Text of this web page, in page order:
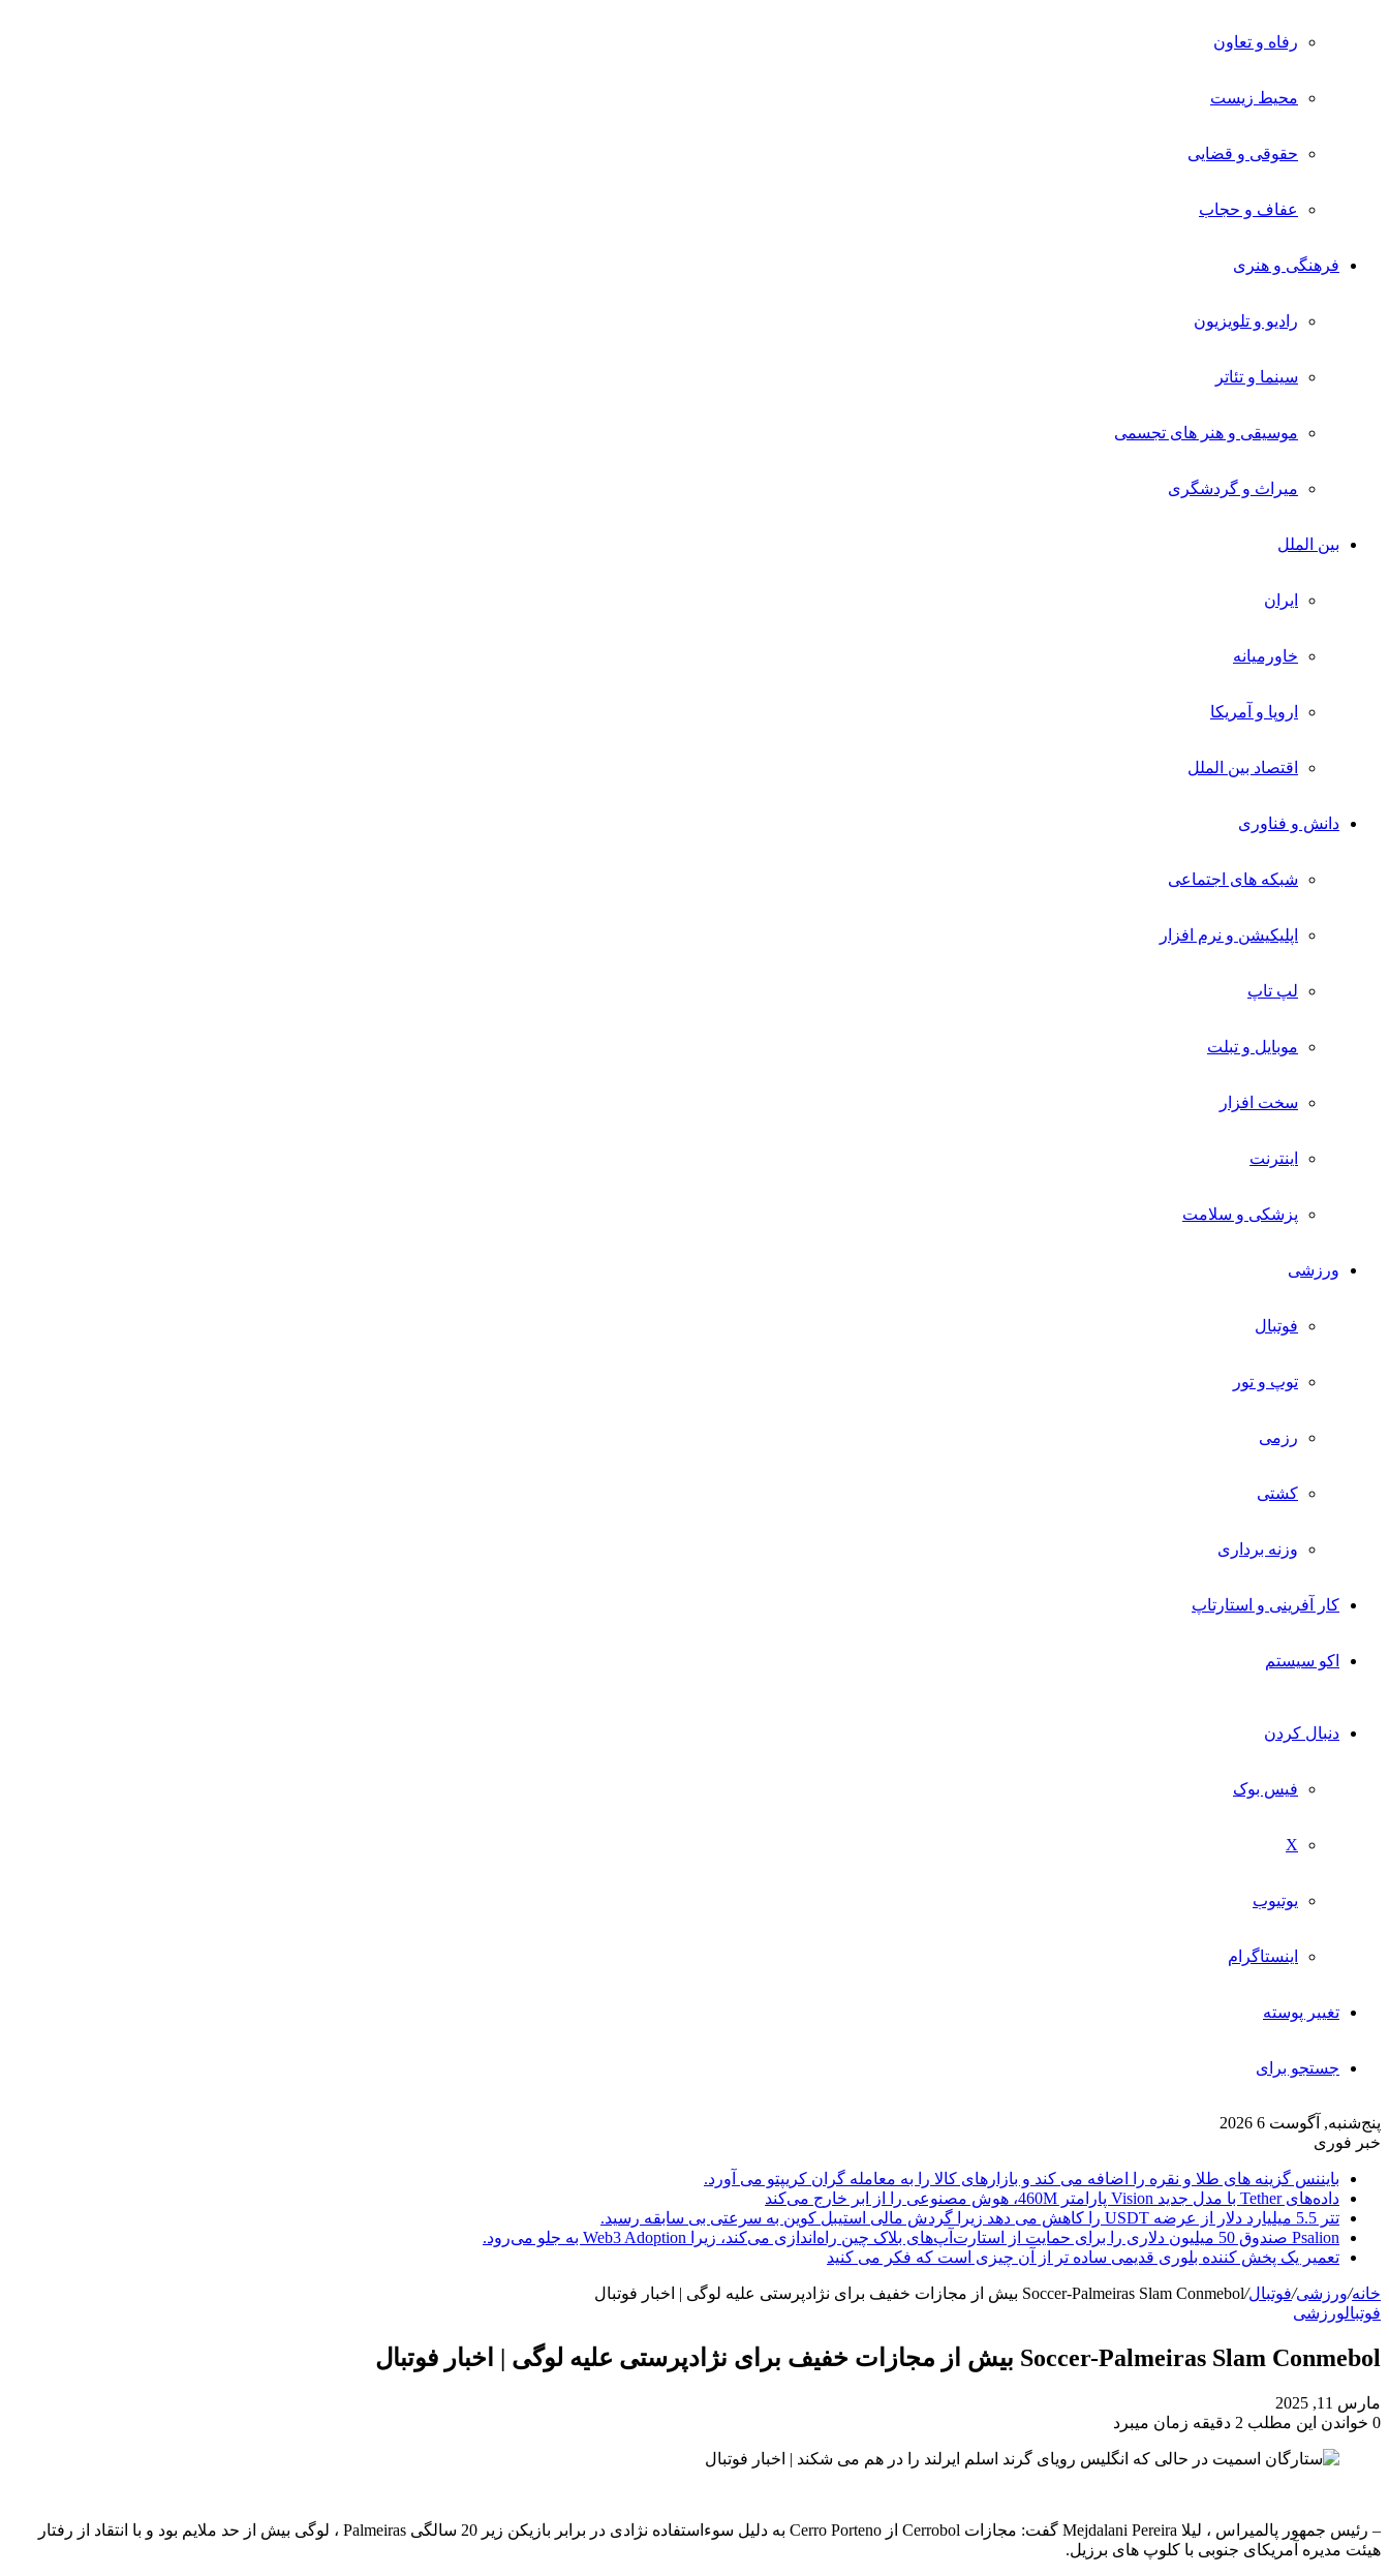
رفاه و تعاون
محیط زیست
حقوقی و قضایی
عفاف و حجاب
فرهنگی و هنری
رادیو و تلویزیون
سینما و تئاتر
موسیقی و هنر های تجسمی
میراث و گردشگری
بین الملل
ایران
خاورمیانه
اروپا و آمریکا
اقتصاد بین الملل
دانش و فناوری
شبکه های اجتماعی
اپلیکیشن و نرم افزار
لپ تاپ
موبایل و تبلت
سخت افزار
اینترنت
پزشکی و سلامت
ورزشی
فوتبال
توپ و تور
رزمی
کشتی
وزنه برداری
کار آفرینی و استارتاپ
اکو سیستم
دنبال کردن
فیس بوک
X
یوتیوب
اینستاگرام
تغییر پوسته
جستجو برای
پنج‌شنبه, آگوست 6 2026
خبر فوری
بایننس گزینه های طلا و نقره را اضافه می کند و بازارهای کالا را به معامله گران کریپتو می آورد.
داده‌های Tether با مدل جدید Vision پارامتر 460M، هوش مصنوعی را از ابر خارج می‌کند
تتر 5.5 میلیارد دلار از عرضه USDT را کاهش می دهد زیرا گردش مالی استیبل کوین به سرعتی بی سابقه رسید.
Psalion صندوق 50 میلیون دلاری را برای حمایت از استارت‌آپ‌های بلاک چین راه‌اندازی می‌کند، زیرا Web3 Adoption به جلو می‌رود.
تعمیر یک پخش کننده بلوری قدیمی ساده تر از آن چیزی است که فکر می کنید
خانه/ورزشی/فوتبال/Soccer-Palmeiras Slam Conmebol بیش از مجازات خفیف برای نژادپرستی علیه لوگی | اخبار فوتبال
فوتبالورزشی
Soccer-Palmeiras Slam Conmebol بیش از مجازات خفیف برای نژادپرستی علیه لوگی | اخبار فوتبال
مارس 11, 2025
0 خواندن این مطلب 2 دقیقه زمان میبرد
– رئیس جمهور پالمیراس ، لیلا Mejdalani Pereira گفت: مجازات Cerrobol از Cerro Porteno به دلیل سوءاستفاده نژادی در برابر بازیکن زیر 20 سالگی Palmeiras ، لوگی بیش از حد ملایم بود و با انتقاد از رفتار
هیئت مدیره آمریکای جنوبی با کلوپ های برزیل.